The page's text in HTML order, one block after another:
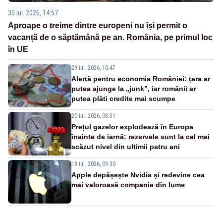
30 iul. 2026, 14:57
Aproape o treime dintre europeni nu își permit o
vacanță de o săptămână pe an. România, pe primul loc
în UE
29 iul. 2026, 10:47
Alertă pentru economia României: țara ar
putea ajunge la „junk”, iar românii ar
putea plăti credite mai scumpe
20 iul. 2026, 08:51
Prețul gazelor explodează în Europa
înainte de iarnă: rezervele sunt la cel mai
scăzut nivel din ultimii patru ani
18 iul. 2026, 09:30
Apple depășește Nvidia și redevine cea
mai valoroasă companie din lume